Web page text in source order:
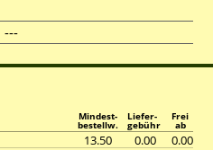
---
Mindest-
bestellw.
Liefer-
gebühr
Frei
ab
13.50 0.00
0.00